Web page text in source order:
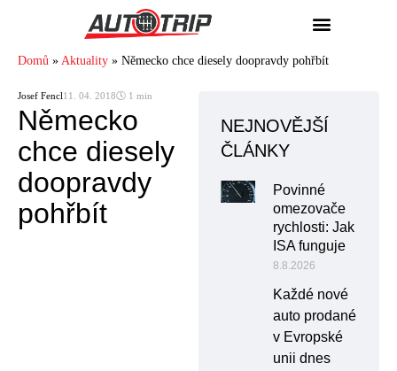
Domů » Aktuality » Německo chce diesely doopravdy pohřbít
Josef Fencl11. 04. 2018🕓 1 min
Německo
chce diesely
doopravdy
pohřbít
NEJNOVĚJŠÍ
ČLÁNKY
Povinné
omezovače
rychlosti: Jak
ISA funguje
8.8.2026
Každé nové
auto prodané
v Evropské
unii dnes